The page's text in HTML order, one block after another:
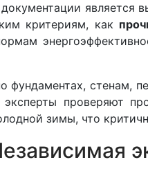
критериям, как
фундаментах, стенам,
эксперты проверяют
зимы, что